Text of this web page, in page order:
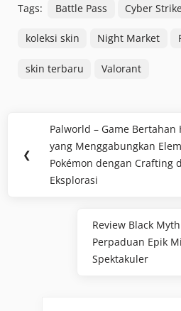
Tags: Battle Pass Cyber
koleksi skin Night Market
skin terbaru Valorant
navigation
❮
Previous
Post:
Palworld – Game Bertahan
yang Menggabungkan
Pokémon dengan Crafting
Eksplorasi
Next
Post:
Review Black
Perpaduan Epik
Spektakuler